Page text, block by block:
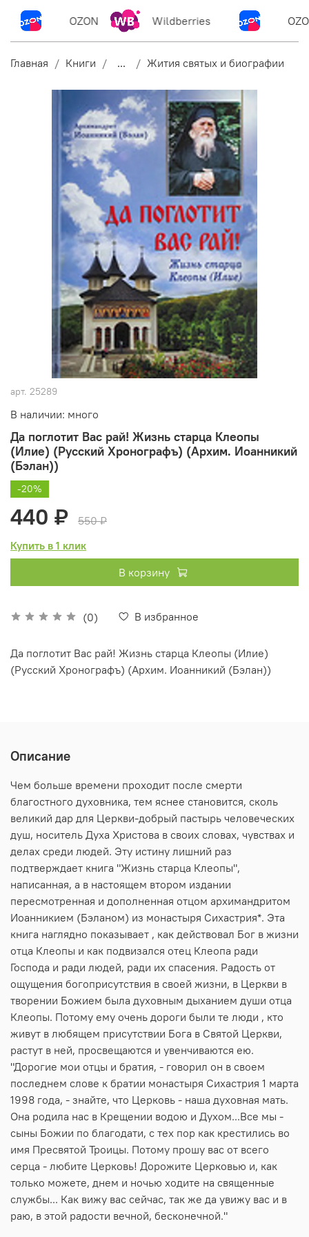
OZON Wildberries
Главная Книги ... Жития святых и биографии
арт. 25289
В наличии: много
Да поглотит Вас рай! Жизнь старца Клеопы
(Илие) (Русский Хронографъ) (Архим. Иоанникий
(Бэлан))
(0) В избранное
-20%
440 ₽
550 ₽
Купить в 1 клик
В корзину
Да поглотит Вас рай! Жизнь старца Клеопы (Илие)
(Русский Хронографъ) (Архим. Иоанникий (Бэлан))
Описание
Чем больше времени проходит после смерти
благостного духовника, тем яснее становится, сколь
великий дар для Церкви-добрый пастырь человеческих
душ, носитель Духа Христова в своих словах, чувствах и
делах среди людей. Эту истину лишний раз
подтверждает книга "Жизнь старца Клеопы",
написанная, а в настоящем втором издании
пересмотренная и дополненная отцом архимандритом
Иоанникием (Бэланом) из монастыря Сихастрия*. Эта
книга наглядно показывает , как действовал Бог в жизни
отца Клеопы и как подвизался отец Клеопа ради
Господа и ради людей, ради их спасения. Радость от
ощущения богоприсутствия в своей жизни, в Церкви в
творении Божием была духовным дыханием души отца
Клеопы. Потому ему очень дороги были те люди , кто
живут в любящем присутствии Бога в Святой Церкви,
растут в ней, просвещаются и увенчиваются ею.
"Дорогие мои отцы и братия, - говорил он в своем
последнем слове к братии монастыря Сихастрия 1 марта
1998 года, - знайте, что Церковь - наша духовная мать.
Она родила нас в Крещении водою и Духом...Все мы -
сыны Божии по благодати, с тех пор как крестились во
имя Пресвятой Троицы. Потому прошу вас от всего
серца - любите Церковь! Дорожите Церковью и, как
только можете, днем и ночью ходите на священные
службы... Как вижу вас сейчас, так же да увижу вас и в
раю, в этой радости вечной, бесконечной."